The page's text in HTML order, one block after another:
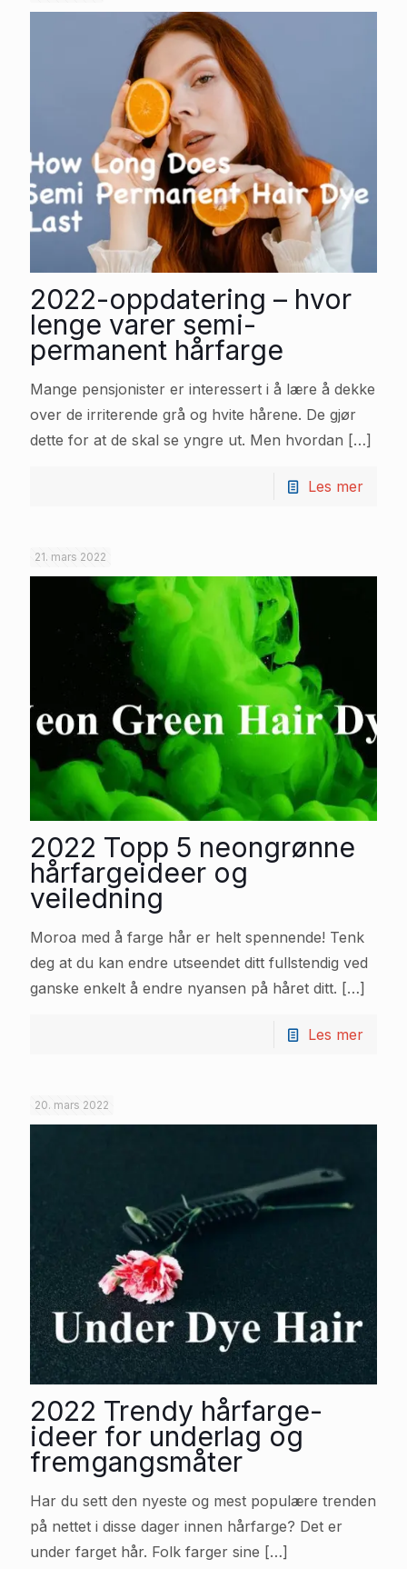
2022-oppdatering – hvor
lenge varer semi-
permanent hårfarge
Mange pensjonister er interessert i å lære å dekke
over de irriterende grå og hvite hårene. De gjør
dette for at de skal se yngre ut. Men hvordan […]
Les mer
21. mars 2022
2022 Topp 5 neongrønne
hårfargeideer og
veiledning
Moroa med å farge hår er helt spennende! Tenk
deg at du kan endre utseendet ditt fullstendig ved
ganske enkelt å endre nyansen på håret ditt. […]
Les mer
20. mars 2022
2022 Trendy hårfarge-
ideer for underlag og
fremgangsmåter
Har du sett den nyeste og mest populære trenden
på nettet i disse dager innen hårfarge? Det er
under farget hår. Folk farger sine […]